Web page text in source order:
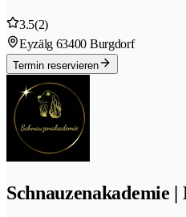
3.5(2)
Eyzälg 63400 Burgdorf
Termin reservieren
Schnauzenakademie